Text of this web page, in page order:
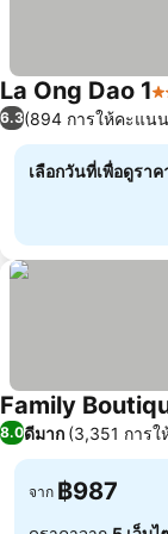
La Ong Dao 13
6.3(894 การให้คะแน
เลือกวันที่เพื่อดูรา
Family
8.0ดีมาก (3,351 การ
จาก ฿987